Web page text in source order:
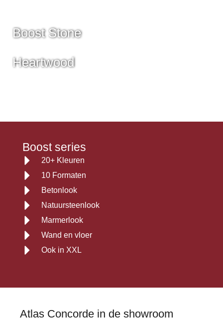
Heartwood
Boost Stone
Atlas Concorde in de showroom
Boost series
20+ Kleuren
10 Formaten
Betonlook
Natuursteenlook
Marmerlook
Wand en vloer
Ook in XXL